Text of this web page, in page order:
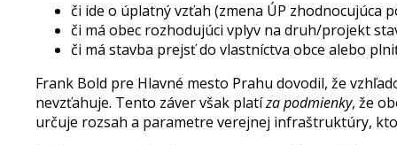
či ide o úplatný vzťah (zmena ÚP zhodnocujúca
či má obec rozhodujúci vplyv na druh/projekt
či má stavba prejsť do vlastníctva obce alebo
Frank Bold pre Hlavné mesto Prahu dovodil, že
nevzťahuje. Tento záver však platíza podmienky, že
určuje rozsah a parametre verejnej infraštruktúry,